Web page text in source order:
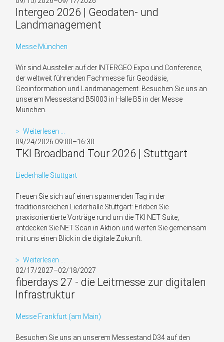
|
Netzwerkveranstaltung
Intergeo 2026 | Geodaten- und
Landmanagement
Messe München
Wir sind Aussteller auf der INTERGEO Expo und Conference,
der weltweit führenden Fachmesse für Geodäsie,
Geoinformation und Landmanagement. Besuchen Sie uns an
unserem Messestand B5I003 in Halle B5 in der Messe
München.
Weiterlesen …
2026
|
und
09/24/2026 09:00–16:30
TKI Broadband Tour 2026 | Stuttgart
Liederhalle Stuttgart
Freuen Sie sich auf einen spannenden Tag in der
traditionsreichen Liederhalle Stuttgart: Erleben Sie
praxisorientierte Vorträge rund um die TKI NET Suite,
entdecken Sie NET Scan in Aktion und werfen Sie gemeinsam
mit uns einen Blick in die digitale Zukunft.
Weiterlesen …
Broadband
Tour
2026
Stuttgart
02/17/2027–02/18/2027
fiberdays 27 - die Leitmesse zur digitalen
Infrastruktur
Messe Frankfurt (am Main)
Besuchen Sie uns an unserem Messestand D34 auf den